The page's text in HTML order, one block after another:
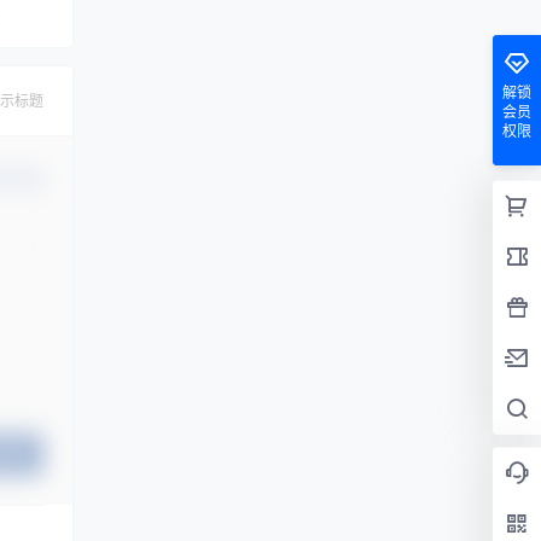
标题
解锁
会员
权限